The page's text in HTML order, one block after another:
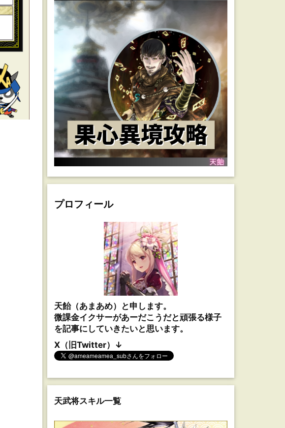
プロフィール
天飴（あまあめ）と申します。
微課金イクサーがあーだこうだと頑張る様子
を記事にしていきたいと思います。
X（旧Twitter）↓
天武将スキル一覧